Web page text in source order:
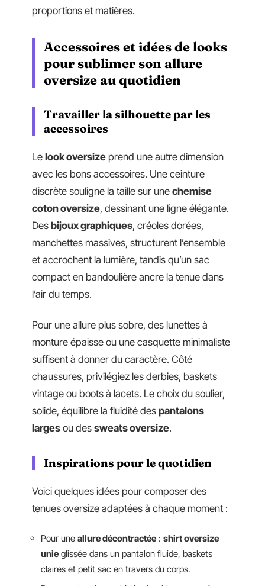
proportions et matières.
Accessoires et idées de looks
pour sublimer son allure
oversize au quotidien
Travailler la silhouette par les
accessoires
Le look oversize prend une autre dimension
avec les bons accessoires. Une ceinture
discrète souligne la taille sur une chemise
coton oversize, dessinant une ligne élégante.
Des bijoux graphiques, créoles dorées,
manchettes massives, structurent l’ensemble
et accrochent la lumière, tandis qu’un sac
compact en bandoulière ancre la tenue dans
l’air du temps.
Pour une allure plus sobre, des lunettes à
monture épaisse ou une casquette minimaliste
suffisent à donner du caractère. Côté
chaussures, privilégiez les derbies, baskets
vintage ou boots à lacets. Le choix du soulier,
solide, équilibre la fluidité des pantalons
larges ou des sweats oversize.
Inspirations pour le quotidien
Voici quelques idées pour composer des
tenues oversize adaptées à chaque moment :
Pour une allure décontractée : shirt oversize
unie glissée dans un pantalon fluide, baskets
claires et petit sac en travers du corps.